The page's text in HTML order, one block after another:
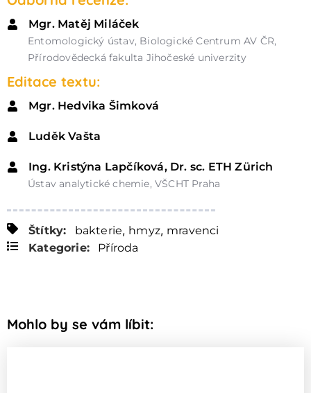
Mgr. Matěj Miláček
Entomologický ústav, Biologické Centrum AV ČR,
Přírodovědecká fakulta Jihočeské univerzity
Editace textu:
Mgr. Hedvika Šimková
Luděk Vašta
Ing. Kristýna Lapčíková, Dr. sc. ETH Zürich
Ústav analytické chemie, VŠCHT Praha
Štítky: bakterie, hmyz, mravenci
Kategorie:
Příroda
Mohlo by se vám líbit: